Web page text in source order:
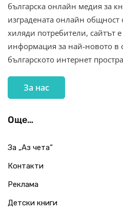
българска онлайн медия за
изградената онлайн общност
хиляди потребители, сайтът
информация за най-новото в
българското интернет
За нас
Още…
За „Аз чета“
Контакти
Реклама
Детски книги